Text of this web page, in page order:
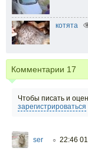
котята
Комментарии 17
Чтобы писать и
зарегистрироваться
ser ○ 22:46